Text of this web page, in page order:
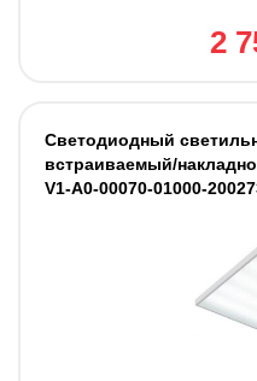
2
Светодиодный
встраиваемый/
V1-A0-00070-01000-